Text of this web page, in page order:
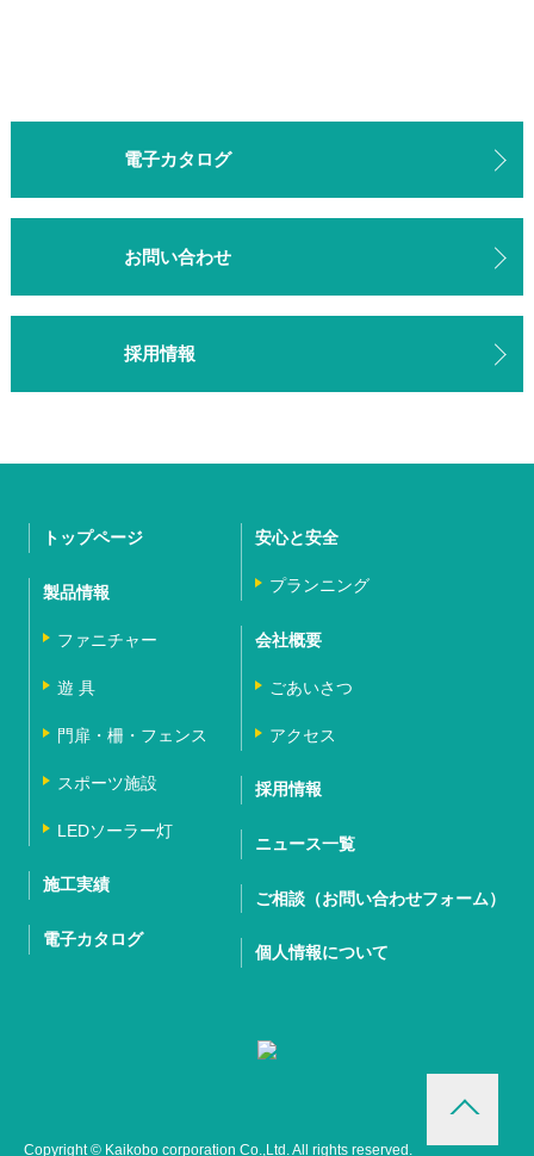
電子カタログ
お問い合わせ
採用情報
トップページ
製品情報
ファニチャー
遊 具
門扉・柵・フェンス
スポーツ施設
LEDソーラー灯
施工実績
電子カタログ
安心と安全
プランニング
会社概要
ごあいさつ
アクセス
採用情報
ニュース一覧
ご相談（お問い合わせフォーム）
個人情報について
Copyright © Kaikobo corporation Co.,Ltd. All rights reserved.